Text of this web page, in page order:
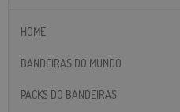
HOME
BANDEIRAS DO MUNDO
PACKS DO BANDEIRAS